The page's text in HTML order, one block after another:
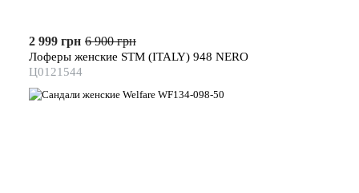
2 999 грн 6 900 грн
Лоферы женские STM (ITALY) 948 NERO
Ц0121544